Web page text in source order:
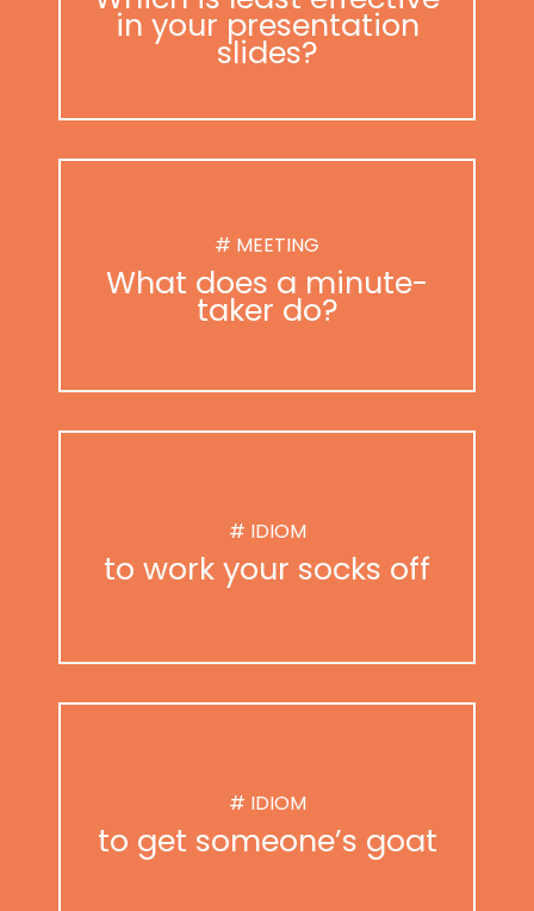
in your presentation
slides?
# MEETING
What does a minute-
taker do?
# IDIOM
to work your socks off
# IDIOM
to get someone’s goat